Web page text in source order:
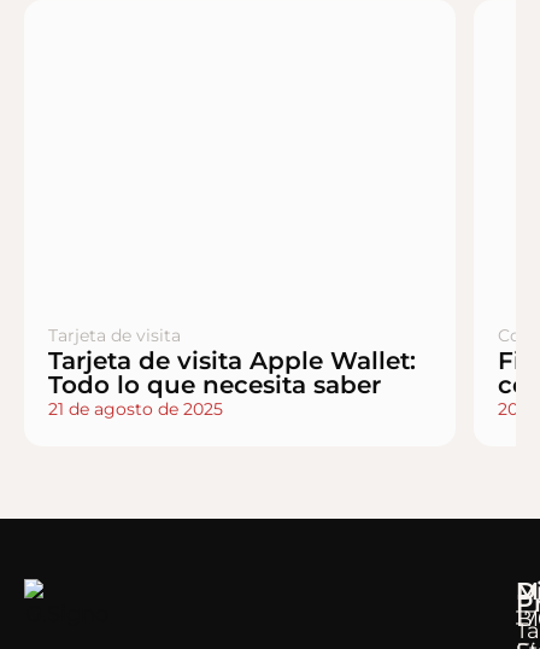
Tarjeta de visita
Tarjeta de visita Apple Wallet:
Todo lo que necesita saber
21 de agosto de 2025 20